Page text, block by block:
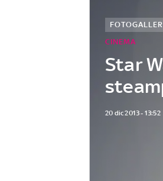
Star
CINEMA
20 dic 2013 - 13:52